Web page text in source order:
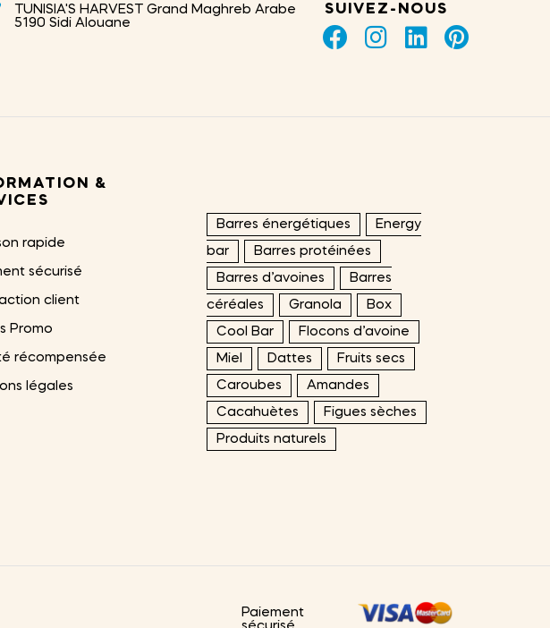
TUNISIA'S HARVEST Grand Maghreb Arabe
5190 Sidi Alouane
SUIVEZ-NOUS
&
rapide
sécurisé
client
Promo
récompensée
légales
Barres énergétiques Energy
bar Barres protéinées
Barres d’avoines Barres
céréales Granola Box
Cool Bar Flocons d’avoine
Miel Dattes Fruits secs
Caroubes Amandes
Cacahuètes Figues sèches
Produits naturels
Paiement